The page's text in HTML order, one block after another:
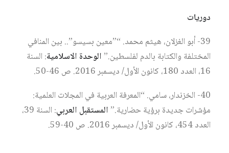
دوريات
39- أبو الغزلان، هيثم محمد. “”معين بسيسو”.. بين المنافي
المختلفة والكتابة بالدم لفلسطين.”الوحدة الاسلامية: السنة
16، العدد 180، كانون الأول/ ديسمبر 2016. ص 46-50.
40- الخزندار، سامي. “المعرفة العربية في المجلات العلمية:
مؤشرات جديدة برؤية حضارية.”المستقبل العربي
: السنة 39،
العدد 454، كانون الأول/ ديسمبر 2016. ص 40-59.